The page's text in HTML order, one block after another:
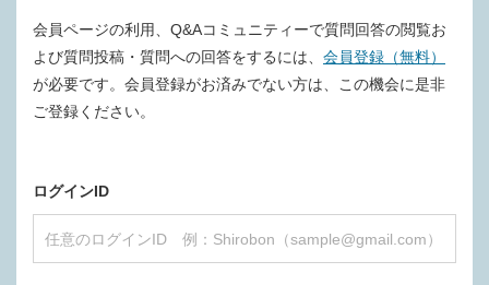
会員ページの利用、Q&Aコミュニティーで質問回答の閲覧お
よび質問投稿・質問への回答をするには、 会員登録（無料）
が必要です。会員登録がお済みでない方は、この機会に是非
ご登録ください。
ログインID